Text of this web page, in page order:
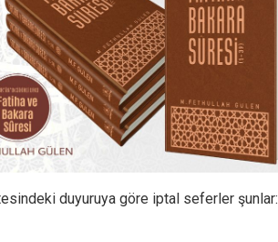
duyuruya göre iptal seferler şunlar: